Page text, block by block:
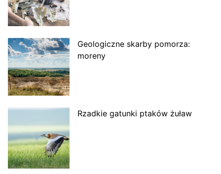
Geologiczne skarby pomorza:
moreny
Rzadkie gatunki ptaków żuław